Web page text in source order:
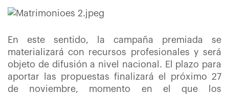
En este sentido, la campaña premiada se
materializará con recursos profesionales y será
objeto de difusión a nivel nacional. El plazo para
aportar las propuestas finalizará el próximo 27
de noviembre, momento en el que los